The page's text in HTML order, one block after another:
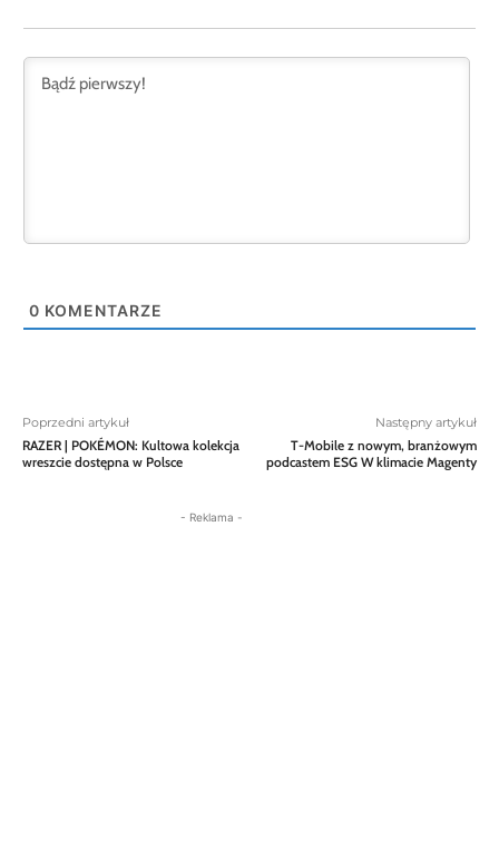
0 KOMENTARZE
Poprzedni artykuł
RAZER | POKÉMON: Kultowa kolekcja
wreszcie dostępna w Polsce
Następny artykuł
T-Mobile z nowym, branżowym
podcastem ESG W klimacie Magenty
- Reklama -